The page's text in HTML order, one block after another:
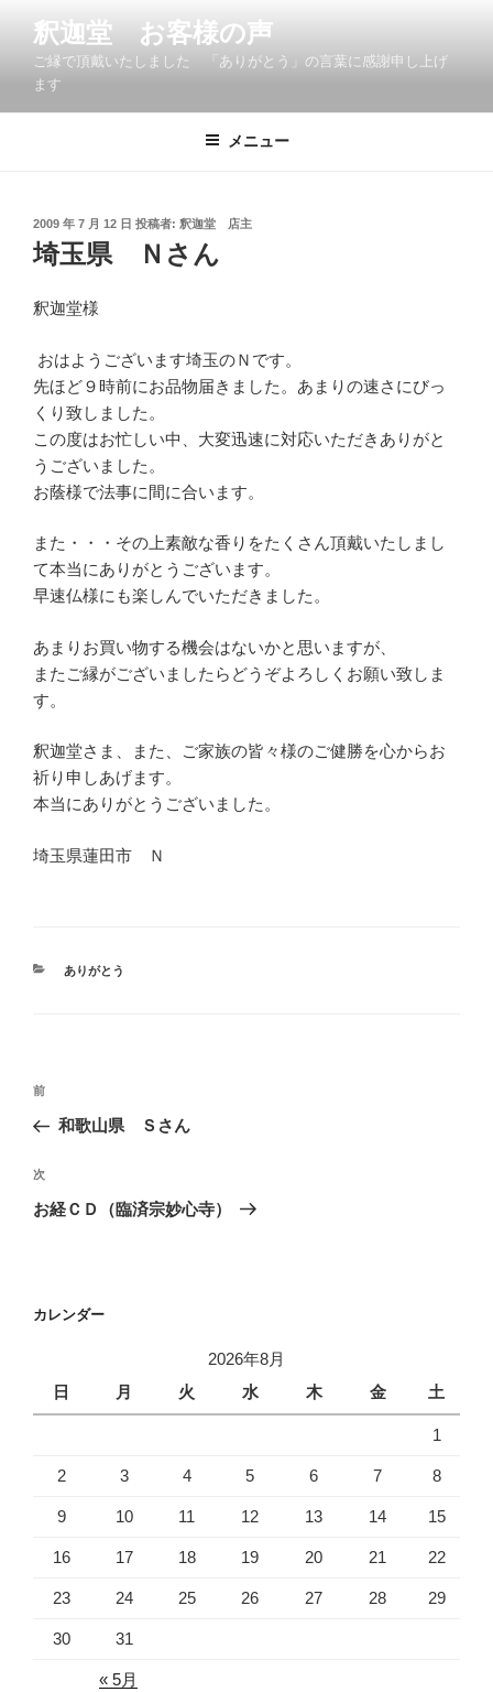
ツ
釈迦堂 お客様の声
ご縁で頂戴いたしました 「ありがとう」の言葉に感謝申し上げ
ます
メニュー
投
稿
日:
2009 年 7 月 12 日 投稿者: 釈迦堂 店主
埼玉県 Ｎさん
釈迦堂様
おはようございます埼玉のＮです。
先ほど９時前にお品物届きました。あまりの速さにびっ
くり致しました。
この度はお忙しい中、大変迅速に対応いただきありがと
うございました。
お蔭様で法事に間に合います。
また・・・その上素敵な香りをたくさん頂戴いたしまし
て本当にありがとうございます。
早速仏様にも楽しんでいただきました。
あまりお買い物する機会はないかと思いますが、
またご縁がございましたらどうぞよろしくお願い致しま
す。
釈迦堂さま、また、ご家族の皆々様のご健勝を心からお
祈り申しあげます。
本当にありがとうございました。
埼玉県蓮田市 Ｎ
カ
ありがとう
投
ナ
ビ
ゲ
ン
前
の
稿
前
和歌山県 Ｓさん
次
の
次
お経ＣＤ（臨済宗妙心寺）
カレンダー
2026年8月
日
月 火 水 木 金 土
1
2 3 4 5 6 7 8
9 10 11 12 13 14 15
16 17 18 19 20 21 22
23 24 25 26 27 28 29
30 31
« 5月